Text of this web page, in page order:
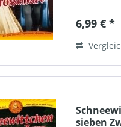
darüber
6,99 € *
sieben